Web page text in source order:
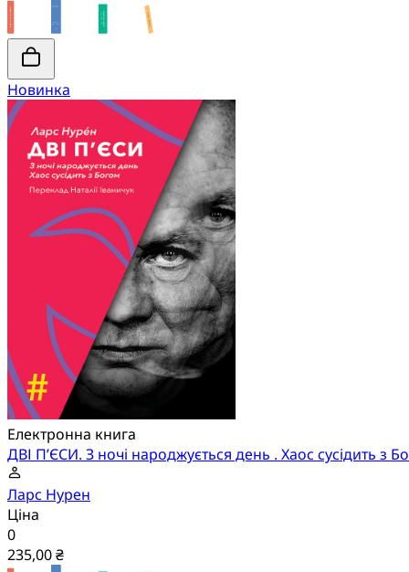
Новинка
Електронна книга
ДВІ П’ЄСИ. З ночі народжується день . Хаос сусідить з
Ларс Нурен
Ціна
0
235,00 ₴